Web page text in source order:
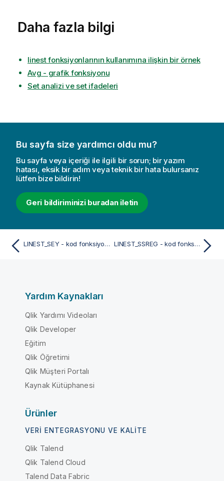
Daha fazla bilgi
linest fonksiyonlarının kullanımına ilişkin bir örnek
Avg - grafik fonksiyonu
Set analizi ve set ifadeleri
Bu sayfa size yardımcı oldu mu?
Bu sayfa veya içeriği ile ilgili bir sorun; bir yazım
hatası, eksik bir adım veya teknik bir hata bulursanız
lütfen bize bildirin!
Geri bildiriminizi buradan iletin
LINEST_SEY - kod fonksiyonu LINEST_SSREG - kod fonksiyonu
Yardım Kaynakları
Qlik Yardımı Videoları
Qlik Developer
Eğitim
Qlik Öğretimi
Qlik Müşteri Portalı
Kaynak Kütüphanesi
Ürünler
VERI ENTEGRASYONU VE KALITE
Qlik Talend
Qlik Talend Cloud
Talend Data Fabric